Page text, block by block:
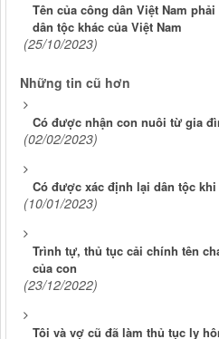
Tên của công dân Việt Nam
dân tộc khác của Việt Nam
(25/10/2023)
Những tin cũ hơn
Có được nhận con nuôi từ gia
(02/02/2023)
Có được xác định lại dân tộc
(10/01/2023)
Trình tự, thủ tục cải chính tên
của con
(23/12/2022)
Tôi và vợ cũ đã làm thủ tục ly